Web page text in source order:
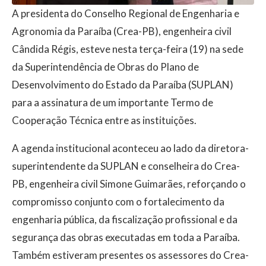
A presidenta do Conselho Regional de Engenharia e
Agronomia da Paraíba (Crea-PB), engenheira civil
Cândida Régis, esteve nesta terça-feira (19) na sede
da Superintendência de Obras do Plano de
Desenvolvimento do Estado da Paraíba (SUPLAN)
para a assinatura de um importante Termo de
Cooperação Técnica entre as instituições.
A agenda institucional aconteceu ao lado da diretora-
superintendente da SUPLAN e conselheira do Crea-
PB, engenheira civil Simone Guimarães, reforçando o
compromisso conjunto com o fortalecimento da
engenharia pública, da fiscalização profissional e da
segurança das obras executadas em toda a Paraíba.
Também estiveram presentes os assessores do Crea-